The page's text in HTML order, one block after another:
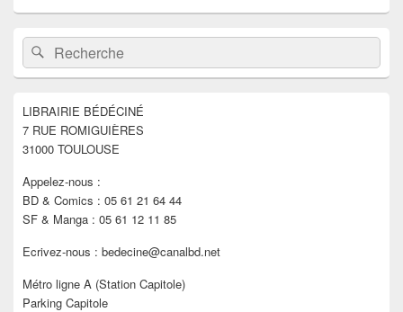
Zone
principale
de
widget
barre
latérale
Recherche :Rechercher
LIBRAIRIE BÉDÉCINÉ
7 RUE ROMIGUIÈRES
31000 TOULOUSE
Appelez-nous :
BD & Comics : 05 61 21 64 44
SF & Manga : 05 61 12 11 85
Ecrivez-nous : bedecine@canalbd.net
Métro ligne A (Station Capitole)
Parking Capitole